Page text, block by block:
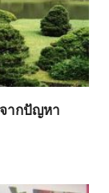
ากปัญหา